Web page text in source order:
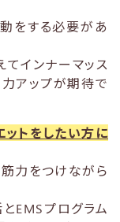
をする必要があ
インナーマッス
力アップが期待で
ットをしたい方に
筋力をつけながら
EMSプログラム